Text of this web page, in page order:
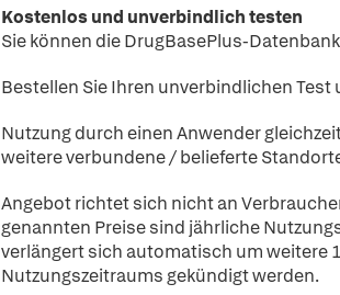
Kostenlos und unverbindlich testen
Sie können die DrugBasePlus-
Bestellen Sie Ihren unverbindlichen
Nutzung durch einen Anwender
weitere verbundene / belieferte
Angebot richtet sich nicht an
genannten Preise sind jährliche
verlängert sich automatisch um weitere
Nutzungszeitraums gekündigt werden.